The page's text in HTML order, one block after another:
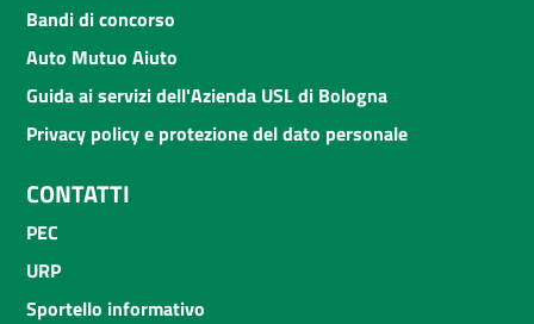
Bandi di concorso
Auto Mutuo Aiuto
Guida ai servizi dell'Azienda USL di Bologna
Privacy policy e protezione del dato personale
CONTATTI
PEC
URP
Sportello informativo